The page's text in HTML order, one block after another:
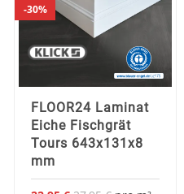
30%
FLOOR24 Laminat
Eiche Fischgrät
Tours 643x131x8
mm